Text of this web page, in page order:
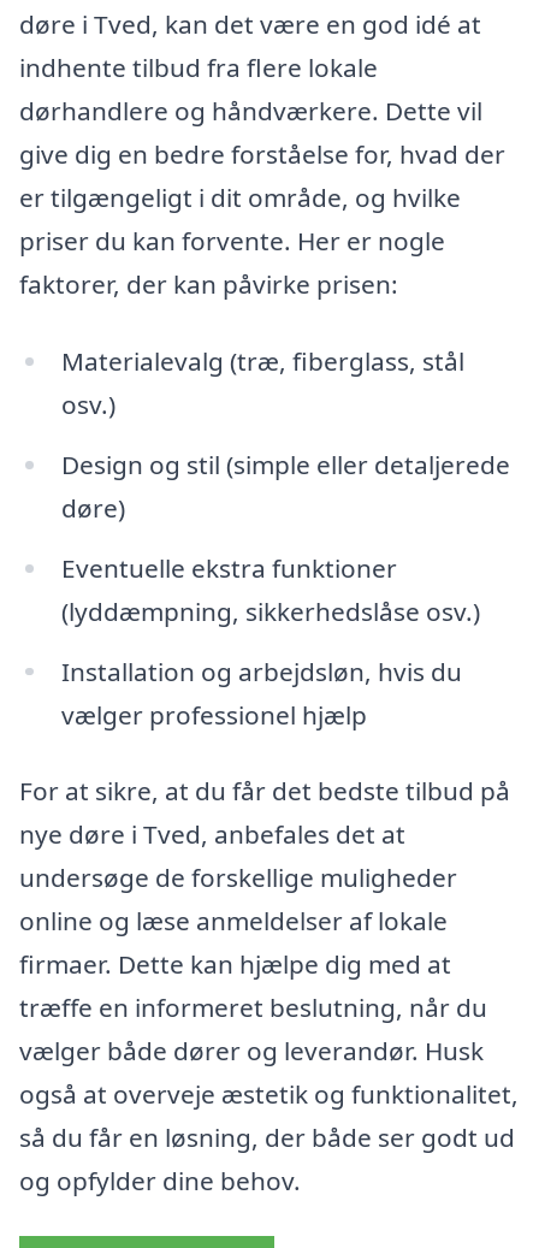
døre i Tved, kan det være en god idé at
indhente tilbud fra flere lokale
dørhandlere og håndværkere. Dette vil
give dig en bedre forståelse for, hvad der
er tilgængeligt i dit område, og hvilke
priser du kan forvente. Her er nogle
faktorer, der kan påvirke prisen:
Materialevalg (træ, fiberglass, stål
osv.)
Design og stil (simple eller detaljerede
døre)
Eventuelle ekstra funktioner
(lyddæmpning, sikkerhedslåse osv.)
Installation og arbejdsløn, hvis du
vælger professionel hjælp
For at sikre, at du får det bedste tilbud på
nye døre i Tved, anbefales det at
undersøge de forskellige muligheder
online og læse anmeldelser af lokale
firmaer. Dette kan hjælpe dig med at
træffe en informeret beslutning, når du
vælger både dører og leverandør. Husk
også at overveje æstetik og funktionalitet,
så du får en løsning, der både ser godt ud
og opfylder dine behov.